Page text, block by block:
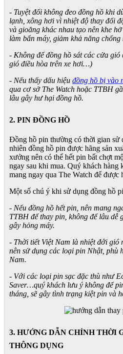
- Tuyệt đối không đeo đồng hồ khi
lạnh, xông hơi vì nhiệt độ thay đổi
và gioăng khác nhau tạo nên khe
làm bẩn máy, giảm khả năng
- Không để đồng hồ sát các cửa
gió điều hòa trên xe hơi…)
- Nếu thấy dấu hiệu đồng hồ bị vào
qua cơ sở The Watch hoặc TTBH
lâu gây hư hại đồng hồ.
2. PIN ĐỒNG HỒ
Đồng hồ pin thường có thời gian sử
nhiên đồng hồ pin được hãng sản
xưởng nên có thể hết pin bất chợt
ngay sau khi mua. Quý khách hàng
mang ngay qua The Watch để được
Một số chú ý khi sử dụng đồng hồ
- Nếu đồng hồ hết pin, nên mang
TTBH để thay pin, không để lâu dễ
gây hỏng máy.
- Thời tiết Việt Nam là nhiệt đới gió
nên sử dụng các loại pin Nhật, phù
Nam.
- Với các loại pin sạc đặc thù như
Saver…quý khách lưu ý không để
tháng, sẽ gây tình trạng kiệt pin và
3. HƯỚNG DẪN CHỈNH THỜI
THÔNG DỤNG